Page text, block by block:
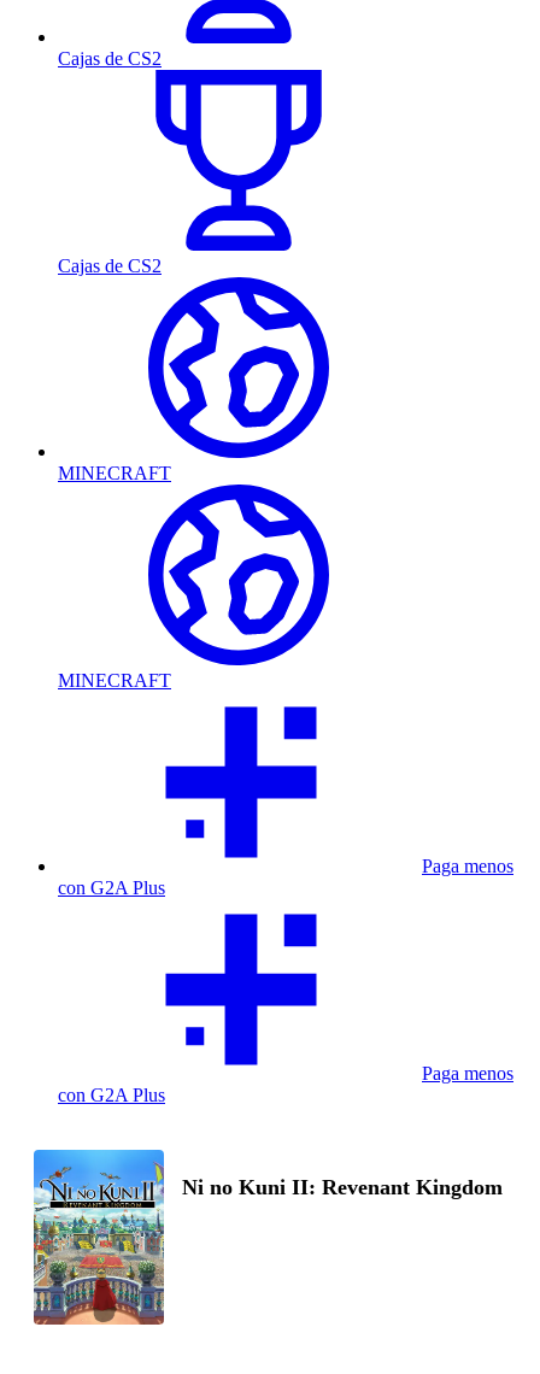
Cajas de CS2
Cajas de CS2
MINECRAFT
MINECRAFT
Paga menos
con G2A Plus
Paga menos
con G2A Plus
Ni no Kuni II: Revenant Kingdom